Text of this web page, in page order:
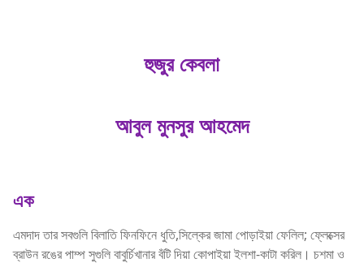
হুজুর কেবলা
আবুল মুনসুর আহমেদ
এক
এমদাদ তার সবগুলি বিলাতি ফিনফিনে ধুতি,সিল্কের জামা পোড়াইয়া ফেলিল; ফ্লেক্সের
ব্রাউন রঙের পাম্প সুগুলি বাবুর্চিখানার বঁটি দিয়া কোপাইয়া ইলশা-কাটা করিল। চশমা ও